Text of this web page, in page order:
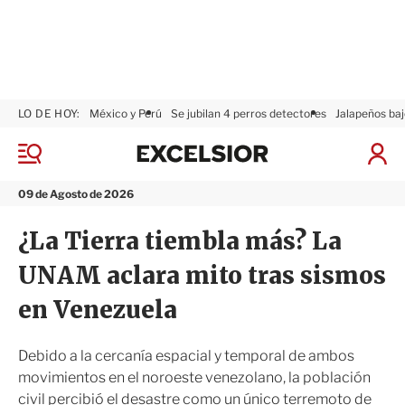
M
n
09 de Agosto de 2026
LO DE HOY: México y Perú Se jubilan 4 perros detectores Jalapeños
I
S
x
i
r
¿La Tierra tiembla más? La
UNAM aclara mito tras sismos
en Venezuela
Debido a la cercanía espacial y temporal de ambos
movimientos en el noroeste venezolano, la población
civil percibió el desastre como un único terremoto de